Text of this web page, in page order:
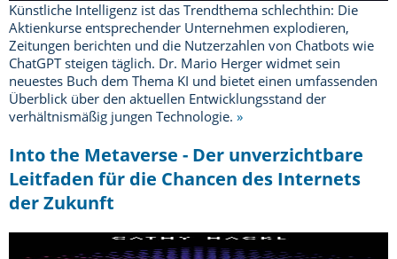
Künstliche Intelligenz ist das Trendthema schlechthin: Die
Aktienkurse entsprechender Unternehmen explodieren,
Zeitungen berichten und die Nutzerzahlen von Chatbots wie
ChatGPT steigen täglich. Dr. Mario Herger widmet sein
neuestes Buch dem Thema KI und bietet einen umfassenden
Überblick über den aktuellen Entwicklungsstand der
verhältnismäßig jungen Technologie. »
Into the Metaverse - Der unverzichtbare
Leitfaden für die Chancen des Internets
der Zukunft